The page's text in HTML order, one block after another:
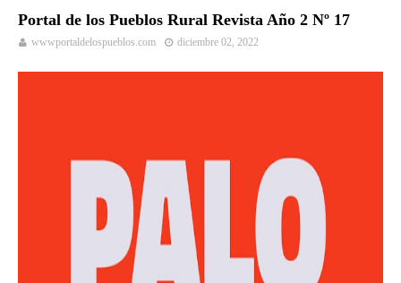
Portal de los Pueblos Rural Revista Año 2 Nº 17
wwwportaldelospueblos.com diciembre 02, 2022